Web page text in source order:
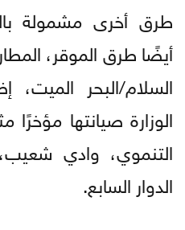
طرق أخرى مشمولة
أيضًا طرق الموقر،
السلام/البحر
الوزارة صيانتها
التنموي، وادي
الدوار السابع.